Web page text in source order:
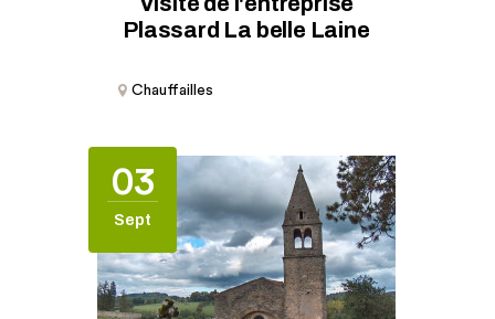
Plassard La belle Laine
Chauffailles
03
Sept